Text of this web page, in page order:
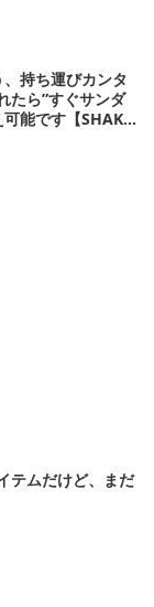
持ち運びカンタ
たら”すぐサンダ
能です【SHAKA
テムだけど、まだ